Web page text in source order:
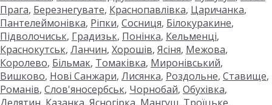
Прага, Березнегувате, Краснопавлівка, Царичанка,
Пантелеймонівка, Ріпки, Сосниця, Білокуракине,
Підволочиськ, Градизьк, Понінка, Кельменці,
Краснокутськ, Ланчин, Хорошів, Ясіня, Межова,
Королево, Більмак, Томаківка, Миронівський,
Вишково, Нові Санжари, Лисянка, Роздольне, Ставище,
Романів, Слов'яносербськ, Чорнобай, Обухівка,